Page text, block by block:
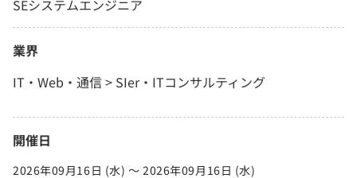
SEシステムエンジニア
業界
IT・Web・通信 > SIer・ITコンサルティング
開催日
2026年09月16日 (水) 〜 2026年09月16日 (水)